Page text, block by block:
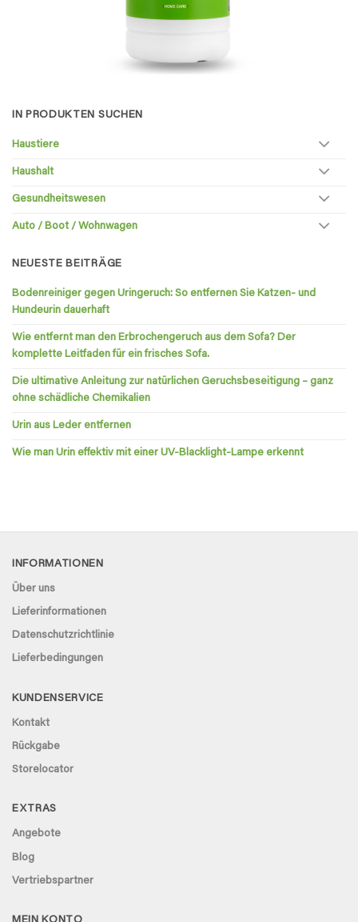
IN PRODUKTEN SUCHEN
Haustiere
Haushalt
Gesundheitswesen
Auto / Boot / Wohnwagen
NEUESTE BEITRÄGE
Bodenreiniger gegen Uringeruch: So entfernen Sie Katzen- und
Hundeurin dauerhaft
Wie entfernt man den Erbrochengeruch aus dem Sofa? Der
komplette Leitfaden für ein frisches Sofa.
Die ultimative Anleitung zur natürlichen Geruchsbeseitigung – ganz
ohne schädliche Chemikalien
Urin aus Leder entfernen
Wie man Urin effektiv mit einer UV-Blacklight-Lampe erkennt
INFORMATIONEN
Über uns
Lieferinformationen
Datenschutzrichtlinie
Lieferbedingungen
KUNDENSERVICE
Kontakt
Rückgabe
Storelocator
EXTRAS
Angebote
Blog
Vertriebspartner